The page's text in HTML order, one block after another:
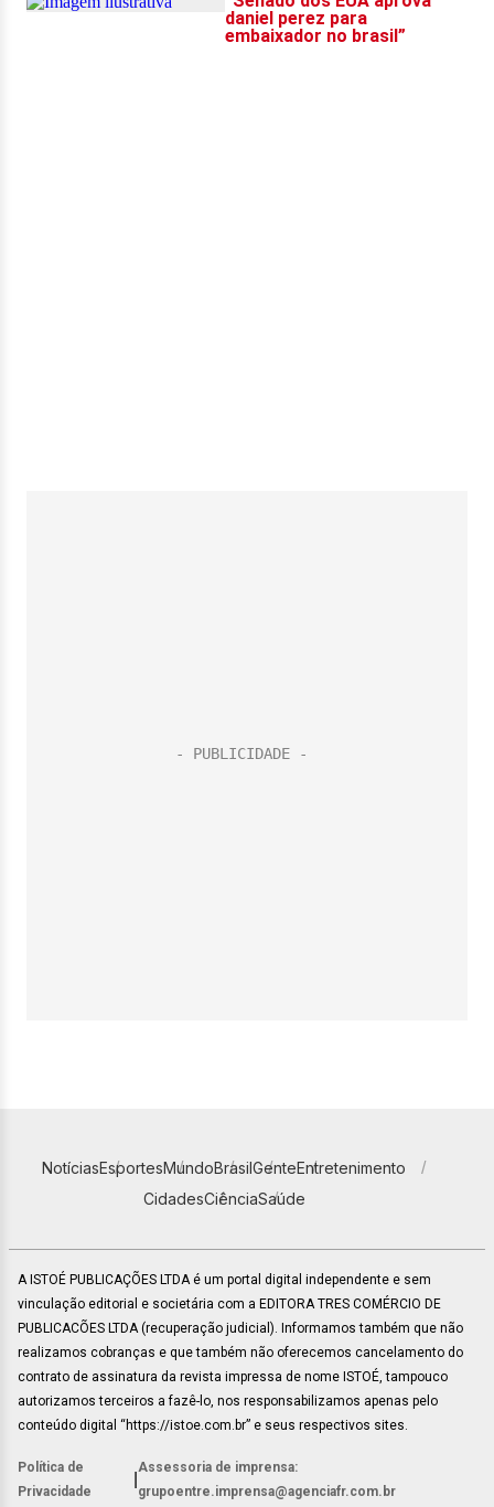
NotíciasEsportesMundoBrasilGenteEntretenimento
CidadesCiênciaSaúde
A ISTOÉ PUBLICAÇÕES LTDA é um portal digital independente e sem
vinculação editorial e societária com a EDITORA TRES COMÉRCIO DE
PUBLICACÕES LTDA (recuperação judicial). Informamos também que não
realizamos cobranças e que também não oferecemos cancelamento do
contrato de assinatura da revista impressa de nome ISTOÉ, tampouco
autorizamos terceiros a fazê-lo, nos responsabilizamos apenas pelo
conteúdo digital “https://istoe.com.br” e seus respectivos sites.
Política de
Privacidade
Assessoria de imprensa:
grupoentre.imprensa@agenciafr.com.br